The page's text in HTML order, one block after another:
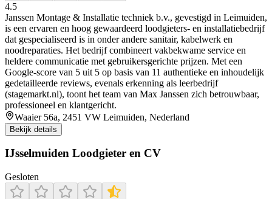
4.5
Janssen Montage & Installatie techniek b.v., gevestigd in Leimuiden,
is een ervaren en hoog gewaardeerd loodgieters- en installatiebedrijf
dat gespecialiseerd is in onder andere sanitair, kabelwerk en
noodreparaties. Het bedrijf combineert vakbekwame service en
heldere communicatie met gebruikersgerichte prijzen. Met een
Google-score van 5 uit 5 op basis van 11 authentieke en inhoudelijk
gedetailleerde reviews, evenals erkenning als leerbedrijf
(stagemarkt.nl), toont het team van Max Janssen zich betrouwbaar,
professioneel en klantgericht.
Waaier 56a, 2451 VW Leimuiden, Nederland
Bekijk details
IJsselmuiden Loodgieter en CV
Gesloten